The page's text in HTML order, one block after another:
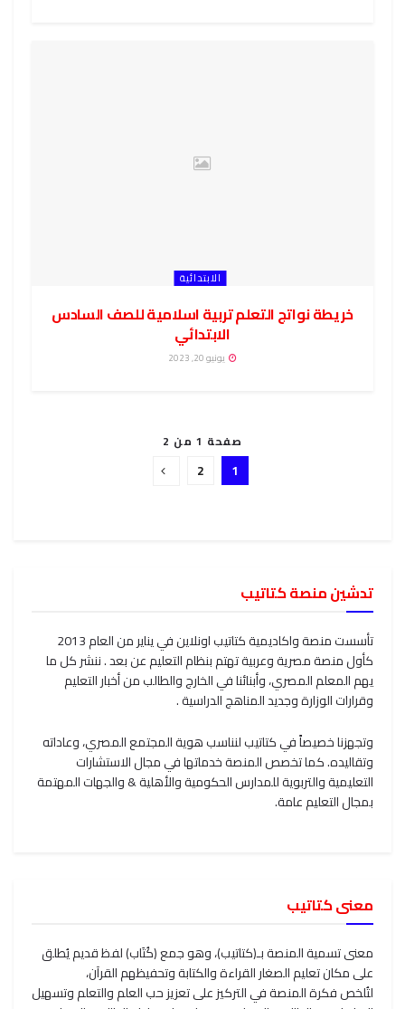
الابتدائية
خريطة نواتج التعلم تربية اسلامية للصف السادس
الابتدائي
يونيو 20, 2023
صفحة 1 من 2
1
2
تدشين منصة كتاتيب
تأسست منصة واكاديمية كتاتيب اونلاين في يناير من العام 2013
كأول منصة مصرية وعربية تهتم بنظام التعليم عن بعد . ننشر كل ما
يهم المعلم المصري، وأبنائنا في الخارج والطالب من أخبار التعليم
وقرارات الوزارة وجديد المناهج الدراسية .
وتجهزنا خصيصاً في كتاتيب لنناسب هوية المجتمع المصري، وعاداته
وتقاليده. كما تخصص المنصة خدماتها في مجال الاستشارات
التعليمية والتربوية للمدارس الحكومية والأهلية & والجهات المهتمة
بمجال التعليم عامة.
معنى كتاتيب
معنى تسمية المنصة بـ(كتاتيب)، وهو جمع (كُتَاب) لفظ قديم يُطلق
على مكان تعليم الصغار القراءة والكتابة وتحفيظهم القرآن،
لتُلخص فكرة المنصة في التركيز على تعزيز حب العلم والتعلم وتسهيل